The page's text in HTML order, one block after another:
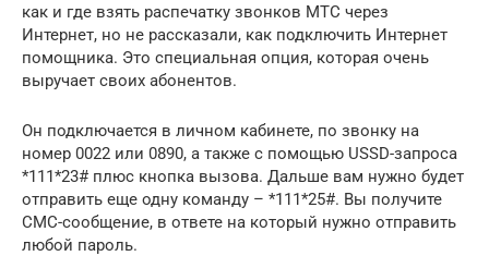
как и где взять распечатку звонков МТС через
Интернет, но не рассказали, как подключить Интернет
помощника. Это специальная опция, которая очень
выручает своих абонентов.
Он подключается в личном кабинете, по звонку на
номер 0022 или 0890, а также с помощью USSD-запроса
*111*23# плюс кнопка вызова. Дальше вам нужно будет
отправить еще одну команду – *111*25#. Вы получите
СМС-сообщение, в ответе на который нужно отправить
любой пароль.